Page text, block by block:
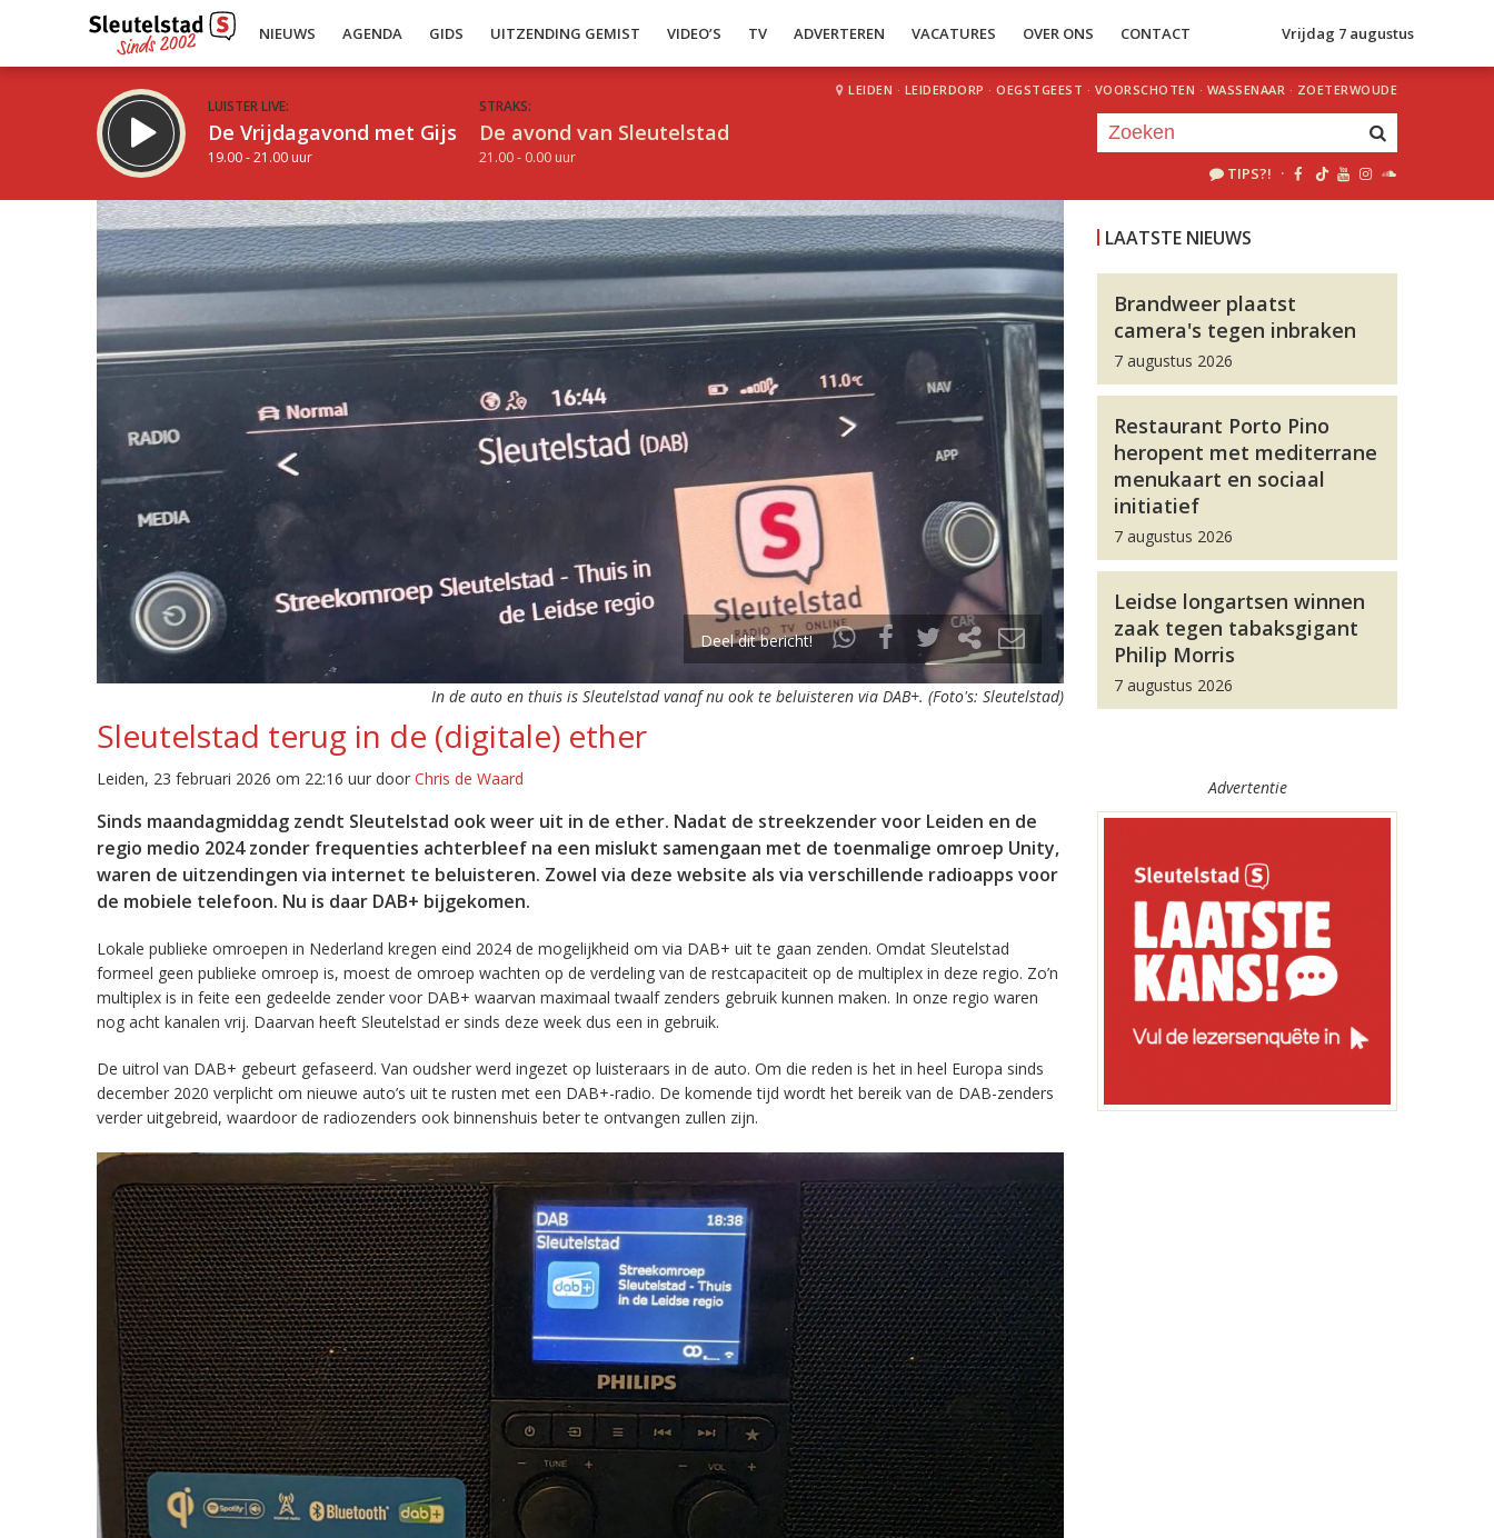
NIEUWS AGENDA GIDS UITZENDING GEMIST VIDEO’S TV ADVERTEREN VACATURES OVER ONS CONTACT Vrijdag 7 augustus
LUISTER LIVE:
De Vrijdagavond met Gijs
19.00 - 21.00 uur
STRAKS:
De avond van Sleutelstad
21.00 - 0.00 uur
LEIDEN · LEIDERDORP · OEGSTGEEST · VOORSCHOTEN · WASSENAAR · ZOETERWOUDE
TIPS?! ·
Deel dit bericht!
In de auto en thuis is Sleutelstad vanaf nu ook te beluisteren via DAB+. (Foto's: Sleutelstad)
Sleutelstad terug in de (digitale) ether
Leiden, 23 februari 2026 om 22:16 uur door Chris de Waard
Sinds maandagmiddag zendt Sleutelstad ook weer uit in de ether. Nadat de streekzender voor Leiden en de
regio medio 2024 zonder frequenties achterbleef na een mislukt samengaan met de toenmalige omroep Unity,
waren de uitzendingen via internet te beluisteren. Zowel via deze website als via verschillende radioapps voor
de mobiele telefoon. Nu is daar DAB+ bijgekomen.
Lokale publieke omroepen in Nederland kregen eind 2024 de mogelijkheid om via DAB+ uit te gaan zenden. Omdat Sleutelstad
formeel geen publieke omroep is, moest de omroep wachten op de verdeling van de restcapaciteit op de multiplex in deze regio. Zo’n
multiplex is in feite een gedeelde zender voor DAB+ waarvan maximaal twaalf zenders gebruik kunnen maken. In onze regio waren
nog acht kanalen vrij. Daarvan heeft Sleutelstad er sinds deze week dus een in gebruik.
De uitrol van DAB+ gebeurt gefaseerd. Van oudsher werd ingezet op luisteraars in de auto. Om die reden is het in heel Europa sinds
december 2020 verplicht om nieuwe auto’s uit te rusten met een DAB+-radio. De komende tijd wordt het bereik van de DAB-zenders
verder uitgebreid, waardoor de radiozenders ook binnenshuis beter te ontvangen zullen zijn.
LAATSTE NIEUWS
Brandweer plaatst
camera's tegen inbraken
7 augustus 2026
Restaurant Porto Pino
heropent met mediterrane
menukaart en sociaal
initiatief
7 augustus 2026
Leidse longartsen winnen
zaak tegen tabaksgigant
Philip Morris
7 augustus 2026
Advertentie